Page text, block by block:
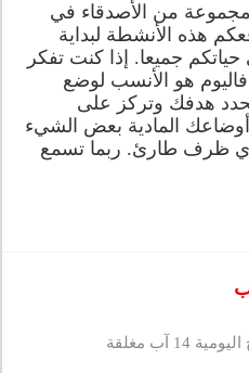
مجموعة من الأصدقاء في
هذه الأنشطة لبداية
جميعا. إذا كنت تفكر
هو الأنسب لوضع
هدفك وتركز على
أوضاعك المادية بعض الشيء
ظرف طارئ. ربما تسمع
14 آب مغلقة